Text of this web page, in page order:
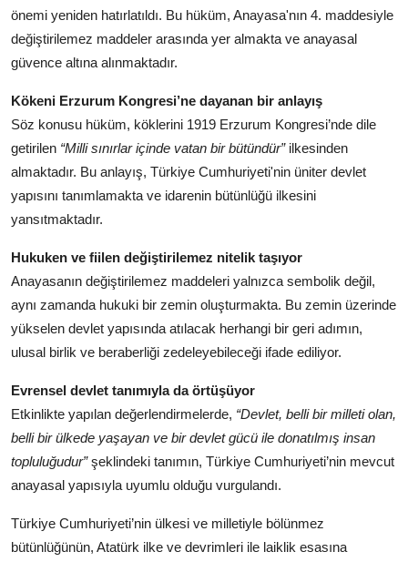
önemi yeniden hatırlatıldı. Bu hüküm, Anayasa'nın 4. maddesiyle
değiştirilemez maddeler arasında yer almakta ve anayasal
güvence altına alınmaktadır.
Kökeni Erzurum Kongresi’ne dayanan bir anlayış
Söz konusu hüküm, köklerini 1919 Erzurum Kongresi’nde dile
getirilen “Milli sınırlar içinde vatan bir bütündür”ilkesinden
almaktadır. Bu anlayış, Türkiye Cumhuriyeti'nin üniter devlet
yapısını tanımlamakta ve idarenin bütünlüğü ilkesini
yansıtmaktadır.
Hukuken ve fiilen değiştirilemez nitelik taşıyor
Anayasanın değiştirilemez maddeleri yalnızca sembolik değil,
aynı zamanda hukuki bir zemin oluşturmakta. Bu zemin üzerinde
yükselen devlet yapısında atılacak herhangi bir geri adımın,
ulusal birlik ve beraberliği zedeleyebileceği ifade ediliyor.
Evrensel devlet tanımıyla da örtüşüyor
Etkinlikte yapılan değerlendirmelerde, “Devlet, belli bir milleti olan,
belli bir ülkede yaşayan ve bir devlet gücü ile donatılmış insan
topluluğudur”şeklindeki tanımın, Türkiye Cumhuriyeti’nin mevcut
anayasal yapısıyla uyumlu olduğu vurgulandı.
Türkiye Cumhuriyeti’nin ülkesi ve milletiyle bölünmez
bütünlüğünün, Atatürk ilke ve devrimleri ile laiklik esasına